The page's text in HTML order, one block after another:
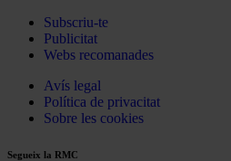
Subscriu-te
Publicitat
Webs recomanades
Avís legal
Política de privacitat
Sobre les cookies
Segueix la RMC